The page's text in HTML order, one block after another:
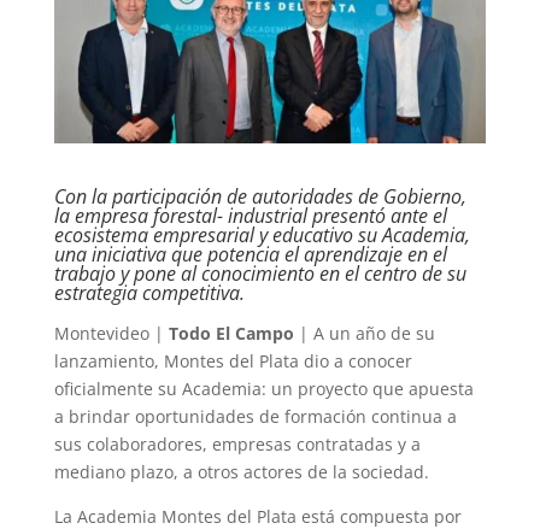
Con la participación de autoridades de Gobierno,
la empresa forestal- industrial presentó ante el
ecosistema empresarial y educativo su Academia,
una iniciativa que potencia el aprendizaje en el
trabajo y pone al conocimiento en el centro de su
estrategia competitiva.
Montevideo | Todo El Campo | A un año de su
lanzamiento, Montes del Plata dio a conocer
oficialmente su Academia: un proyecto que apuesta
a brindar oportunidades de formación continua a
sus colaboradores, empresas contratadas y a
mediano plazo, a otros actores de la sociedad.
La Academia Montes del Plata está compuesta por